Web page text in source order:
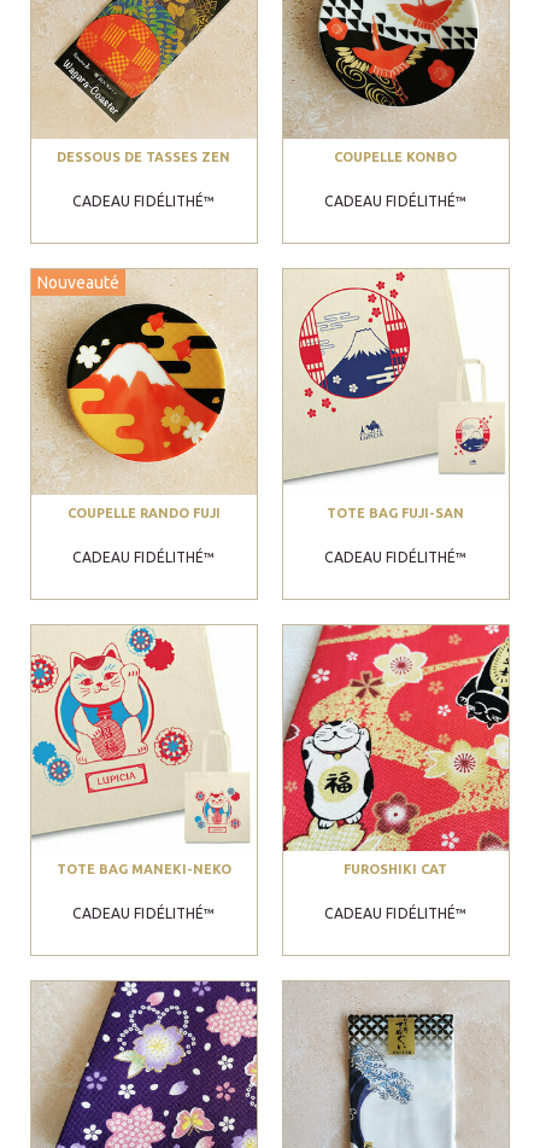
DESSOUS DE TASSES ZEN
CADEAU FIDÉLITHÉ™
COUPELLE KONBO
CADEAU FIDÉLITHÉ™
Nouveauté
COUPELLE RANDO FUJI
CADEAU FIDÉLITHÉ™
TOTE BAG FUJI-SAN
CADEAU FIDÉLITHÉ™
TOTE BAG MANEKI-NEKO
CADEAU FIDÉLITHÉ™
FUROSHIKI CAT
CADEAU FIDÉLITHÉ™